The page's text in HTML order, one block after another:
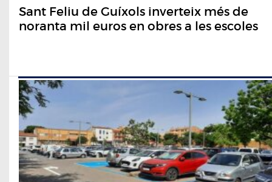
Sant Feliu de Guíxols inverteix més de
noranta mil euros en obres a les escoles